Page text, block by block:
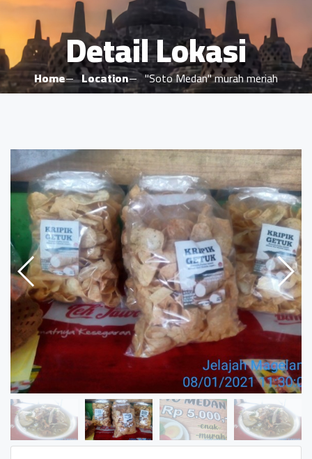
Detail Lokasi
Home Location "Soto Medan" murah meriah